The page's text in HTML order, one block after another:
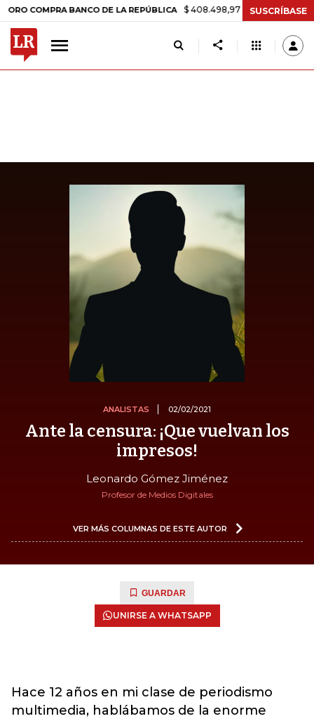
BANCO DE LA REPÚBLICA $ 408.498,97 +$ 8.753,81 +2,19%
SUSCRÍBASE
ANALISTAS 02/02/2021
Ante la censura: ¡Que vuelvan los
impresos!
Leonardo Gómez Jiménez
Profesor de Medios Digitales
VER MÁS COLUMNAS DE ESTE AUTOR
GUARDAR
UNIRSE A WHATSAPP
Hace 12 años en mi clase de periodismo
multimedia, hablábamos de la enorme